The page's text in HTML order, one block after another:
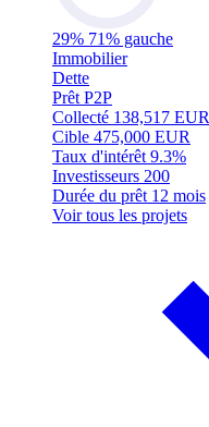
29% 71% gauche
Immobilier
Dette
Prêt P2P
Collecté 138,517 EUR
Cible 475,000 EUR
Taux d'intérêt 9.3%
Investisseurs 200
Durée du prêt 12 mois
Voir tous les projets